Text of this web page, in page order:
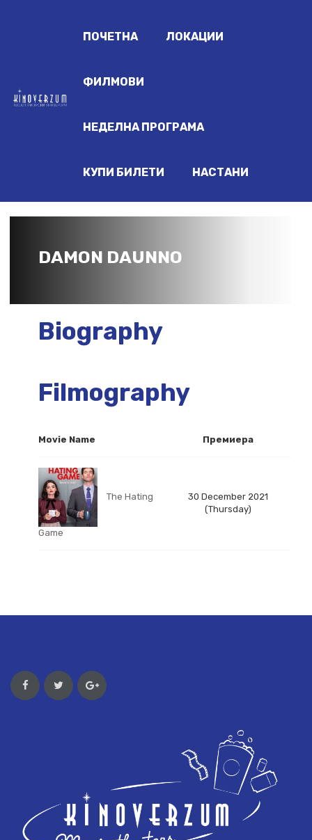
ПОЧЕТНА ЛОКАЦИИ
ФИЛМОВИ
НЕДЕЛНА ПРОГРАМА
КУПИ БИЛЕТИ НАСТАНИ
DAMON DAUNNO
Biography
Filmography
Movie Name Премиера
The Hating
Game
30 December 2021
(Thursday)